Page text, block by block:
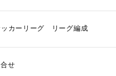
ッカーリーグ リーグ編成
せ